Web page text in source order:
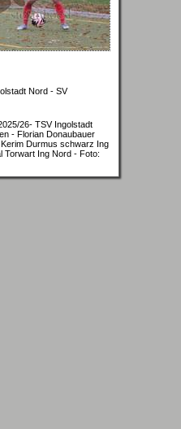
Nord - SV
26- TSV Ingolstadt
- Florian Donaubauer
Durmus schwarz Ing
Torwart Ing Nord - Foto: